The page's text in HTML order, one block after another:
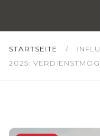
STARTSEITE /
2025: